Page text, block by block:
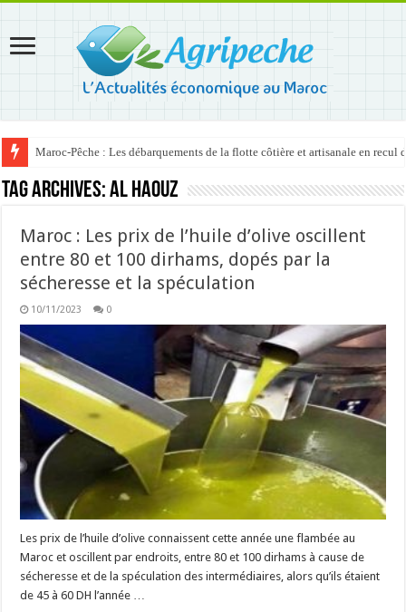
Maroc-Pêche : Les débarquements de la flotte côtière et artisanale en recul
Tag Archives:Al Haouz
Maroc : Les prix de l’huile d’olive oscillent
entre 80 et 100 dirhams, dopés par la
sécheresse et la spéculation
10/11/2023 0
Les prix de l’huile d’olive connaissent cette année une flambée au
Maroc et oscillent par endroits, entre 80 et 100 dirhams à cause de
sécheresse et de la spéculation des intermédiaires, alors qu’ils étaient
de 45 à 60 DH l’année …